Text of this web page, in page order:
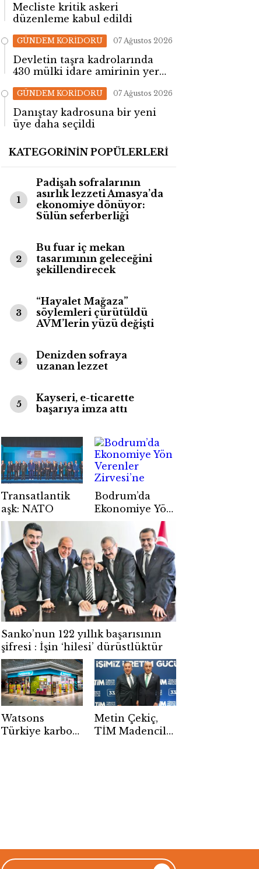
Mecliste kritik askeri
düzenleme kabul edildi
GÜNDEM KORİDORU 07 Ağustos 2026
Devletin taşra kadrolarında
430 mülki idare amirinin yeri
GÜNDEM KORİDORU 07 Ağustos 2026
Danıştay kadrosuna bir yeni
üye daha seçildi
KATEGORİNİN POPÜLERLERİ
1
Padişah sofralarının
asırlık lezzeti Amasya’da
ekonomiye dönüyor:
Sülün seferberliği
2
Bu fuar iç mekan
tasarımının geleceğini
şekillendirecek
3
“Hayalet Mağaza”
söylemleri çürütüldü
AVM’lerin yüzü değişti
4
Denizden sofraya
uzanan lezzet
5
Kayseri, e-ticarette
başarıya imza attı
Transatlantik
aşk: NATO
Bodrum’da
Ekonomiye Yön
Verenler
Zirvesi’ne
bekliyoruz…
Sanko’nun 122 yıllık başarısının
şifresi : İşin ‘hilesi’ dürüstlüktür
Watsons
Türkiye karbon
Metin Çekiç,
TİM Madencilik